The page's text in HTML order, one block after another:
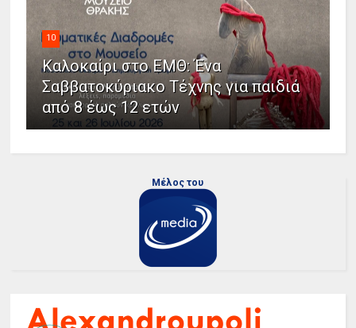
10
Καλοκαίρι στο ΕΜΘ: Ένα
Σαββατοκύριακο Τέχνης για παιδιά
από 8 έως 12 ετών
Μέλος του